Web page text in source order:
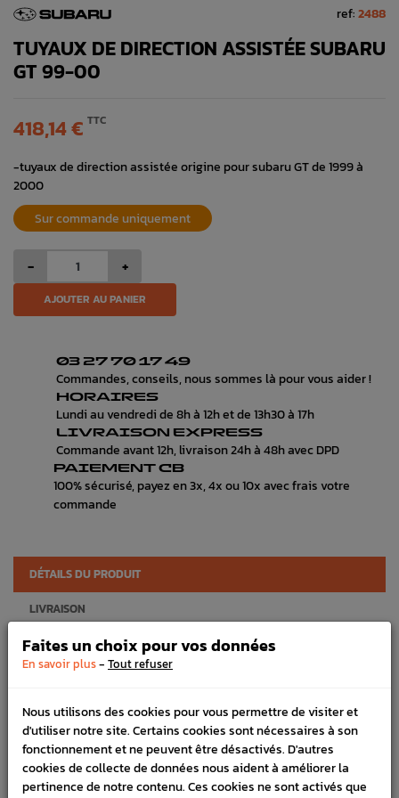
ref:2488
TUYAUX DE DIRECTION ASSISTÉE SUBARU
GT 99-00
418,14 € TTC
-tuyaux de direction assistée origine pour subaru GT de 1999 à
2000
Sur commande uniquement
- +
AJOUTER AU PANIER
03 27 70 17 49
Commandes, conseils, nous sommes là pour vous aider !
HORAIRES
Lundi au vendredi de 8h à 12h et de 13h30 à 17h
LIVRAISON EXPRESS
Commande avant 12h, livraison 24h à 48h avec DPD
PAIEMENT CB
100% sécurisé, payez en 3x, 4x ou 10x avec frais votre
commande
DÉTAILS DU PRODUIT
LIVRAISON
VÉHICULES COMPATIBLE
SCHÉMA CONSTRUCTEUR
Marque :SUBARU
Référence : 2488
FICHE TECHNIQUE
Faites un choix pour vos données
En savoir plus- Tout refuser
Nous utilisons des cookies pour vous permettre de visiter et
d'utiliser notre site. Certains cookies sont nécessaires à son
fonctionnement et ne peuvent être désactivés. D'autres
cookies de collecte de données nous aident à améliorer la
pertinence de notre contenu. Ces cookies ne sont activés que